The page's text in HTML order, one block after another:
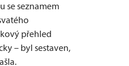
se seznamem
přehled
– byl sestaven,